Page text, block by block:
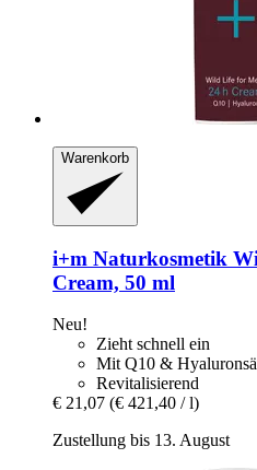
Warenkorb
i+m Naturkosmetik
Cream, 50 ml
Neu!
Zieht schnell ein
Mit Q10 &
Revitalisierend
€ 21,07 (€ 421,40 / l)
Zustellung bis 13. August